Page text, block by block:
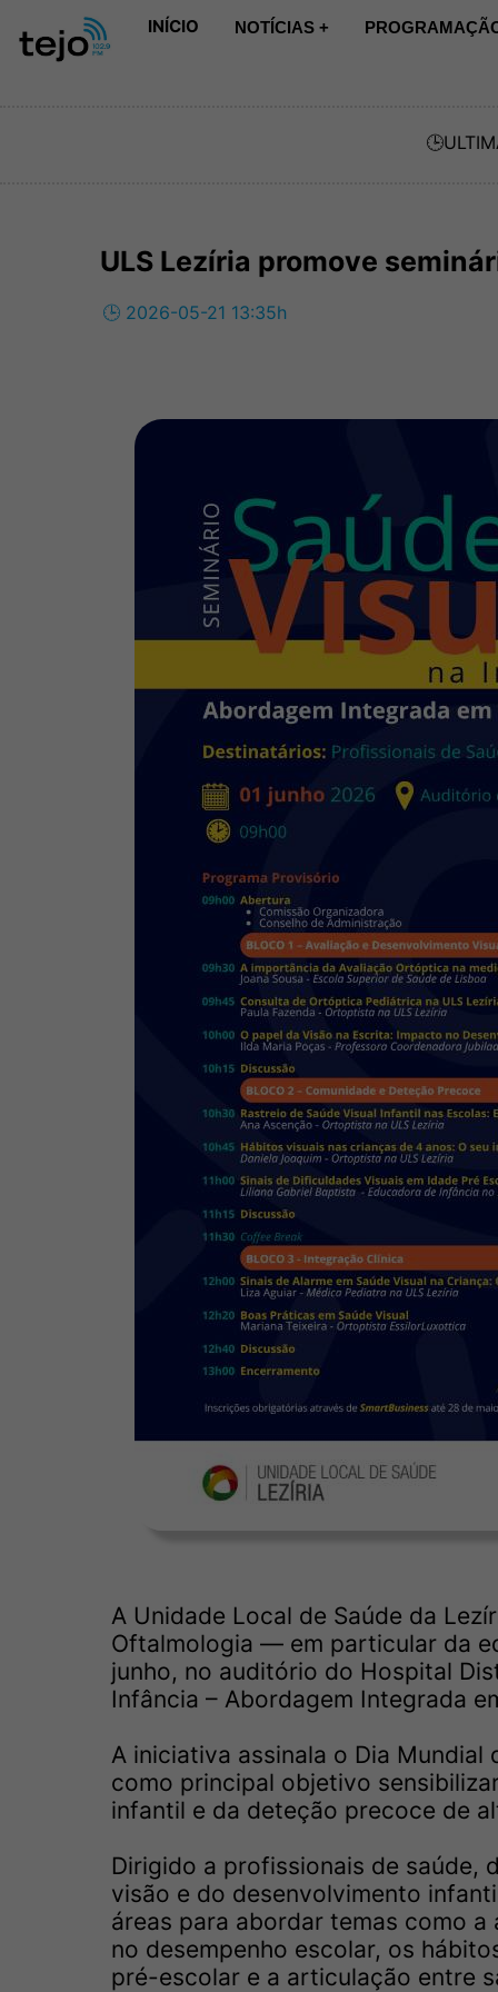
INÍCIO NOTÍCIAS +
🕒
ULS Lezíria promove
🕒 2026-05-21 13:35h
A Unidade Local de Saúde da
Oftalmologia — em particular da
junho, no auditório do Hospital
Infância – Abordagem Integrada
A iniciativa assinala o Dia
como principal objetivo
infantil e da deteção precoce de
Dirigido a profissionais de saúde,
visão e do desenvolvimento
áreas para abordar temas como
no desempenho escolar, os
pré-escolar e a articulação entre